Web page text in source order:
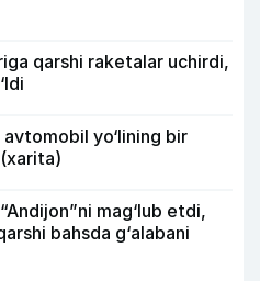
qarshi raketalar uchirdi,
yo‘lining bir
mag‘lub etdi,
bahsda g‘alabani